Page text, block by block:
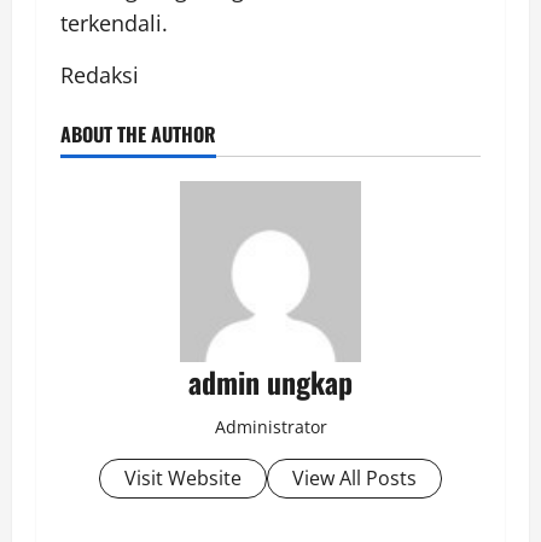
terkendali.
Redaksi
ABOUT THE AUTHOR
admin ungkap
Administrator
Visit Website View All Posts